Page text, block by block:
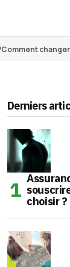
Comment
Derniers
choisir ?